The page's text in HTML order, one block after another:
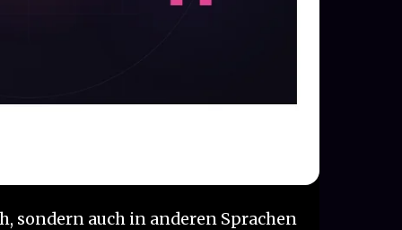
sondern auch in anderen Sprachen